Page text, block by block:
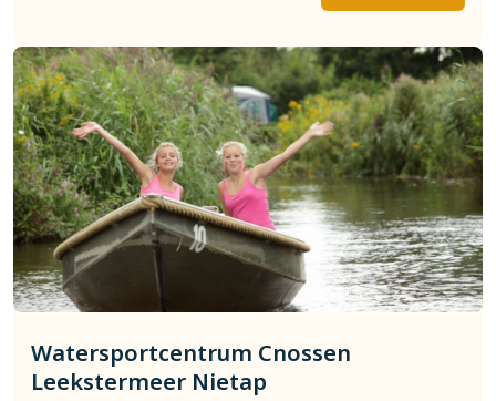
Watersportcentrum Cnossen
Leekstermeer Nietap